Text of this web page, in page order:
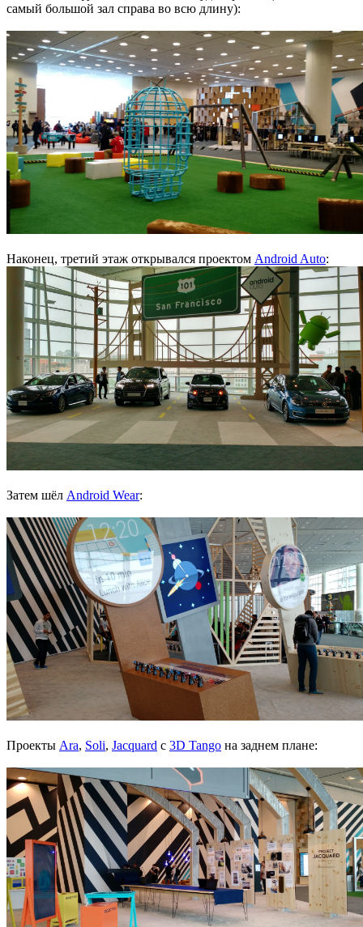
самый большой зал справа во всю длину):
Наконец, третий этаж открывался проектом Android Auto:
Затем шёл Android Wear:
Проекты Ara, Soli, Jacquard с 3D Tango на заднем плане: